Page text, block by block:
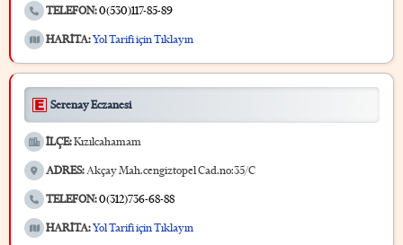
TELEFON:0(530)117-85-89
HARİTA:Yol Tarifi için Tıklayın
Serenay Eczanesi
İLÇE:Kızılcahamam
ADRES:Akçay Mah.cengiztopel Cad.no:35/C
TELEFON:0(312)736-68-88
HARİTA:Yol Tarifi için Tıklayın